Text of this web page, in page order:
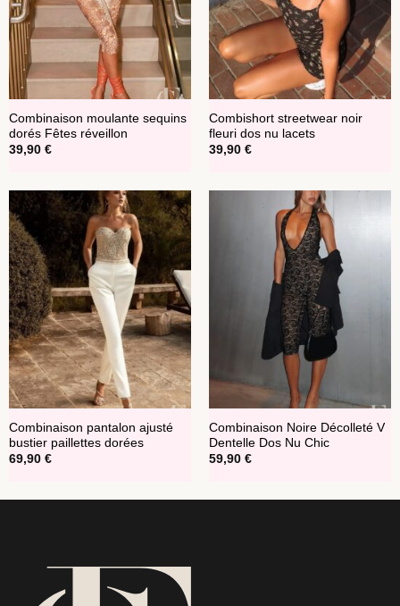
Combinaison moulante sequins
dorés Fêtes réveillon
39,90 €
Combishort streetwear noir
fleuri dos nu lacets
39,90 €
Combinaison pantalon ajusté
bustier paillettes dorées
69,90 €
Combinaison Noire Décolleté V
Dentelle Dos Nu Chic
59,90 €